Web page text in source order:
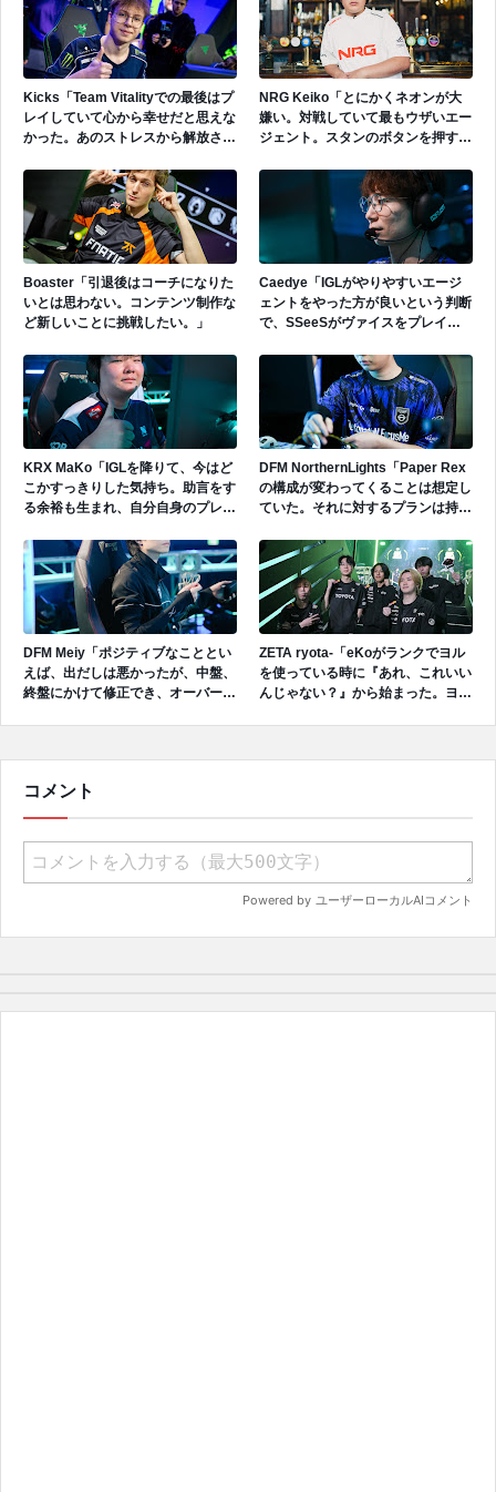
る。」
Kicks「Team Vitalityでの最後はプ
レイしていて心から幸せだと思えな
かった。あのストレスから解放され
NRG Keiko「とにかくネオンが大
嫌い。対戦していて最もウザいエー
ジェント。スタンのボタンを押すだ
んて存在しない。」
Boaster「引退後はコーチになりた
いとは思わない。コンテンツ制作な
ど新しいことに挑戦したい。」
Caedye「IGLがやりやすいエージ
ェントをやった方が良いという判断
で、SSeeSがヴァイスをプレイし
KRX MaKo「IGLを降りて、今はど
こかすっきりした気持ち。助言をす
る余裕も生まれ、自分自身のプレイ
している。」
DFM NorthernLights「Paper Rex
の構成が変わってくることは想定し
ていた。それに対するプランは持っ
きていたことは良かったと思う。」
DFM Meiy「ポジティブなこととい
えば、出だしは悪かったが、中盤、
終盤にかけて修正でき、オーバータ
ZETA ryota-「eKoがランクでヨル
を使っている時に『あれ、これいい
んじゃない？』から始まった。ヨル
コメント